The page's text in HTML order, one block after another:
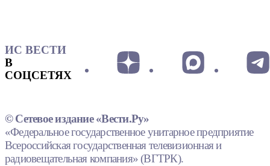
ИС ВЕСТИ
В
СОЦСЕТЯХ
© Сетевое издание «Вести.Ру»
«Федеральное государственное унитарное предприятие
Всероссийская государственная телевизионная и
радиовещательная компания» (ВГТРК).